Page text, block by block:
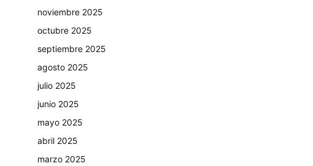
noviembre 2025
octubre 2025
septiembre 2025
agosto 2025
julio 2025
junio 2025
mayo 2025
abril 2025
marzo 2025